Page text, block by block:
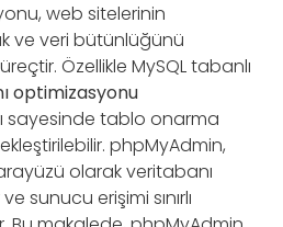
web sitelerinin
ve veri bütünlüğünü
Özellikle MySQL tabanlı
optimizasyonu
sayesinde tablo onarma
phpMyAdmin,
olarak veritabanı
sunucu erişimi sınırlı